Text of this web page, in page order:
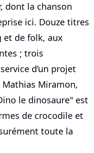
dont la chanson
ici. Douze titres
et de folk, aux
; trois
d’un projet
Mathias Miramon,
le dinosaure" est
de crocodile et
toute la